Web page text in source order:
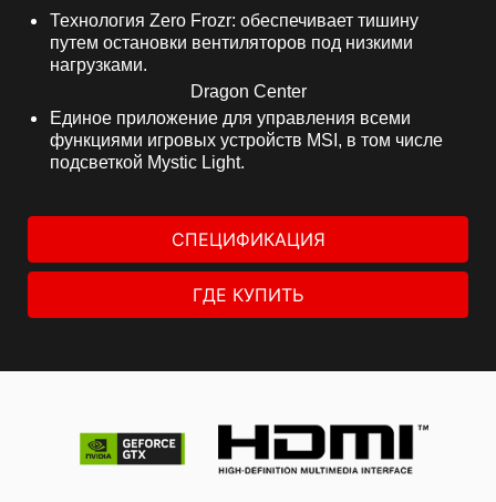
Технология Zero Frozr: обеспечивает тишину
путем остановки вентиляторов под низкими
нагрузками.
Dragon Center
Единое приложение для управления всеми
функциями игровых устройств MSI, в том числе
подсветкой Mystic Light.
СПЕЦИФИКАЦИЯ
ГДЕ КУПИТЬ